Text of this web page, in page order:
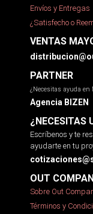
Envíos y Entregas
¿Satisfecho o
VENTAS
PARTNER
¿Necesitas ayuda en
Agencia BIZEN
¿NECESITAS
Escríbenos y te
ayudarte en tu
OUT
Sobre Out
Términos y